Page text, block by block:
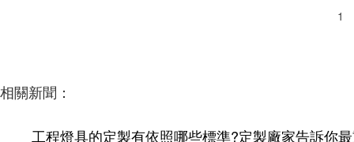
1
相關新聞：
工程燈具的定製有依照哪些標準?定製廠家告訴你